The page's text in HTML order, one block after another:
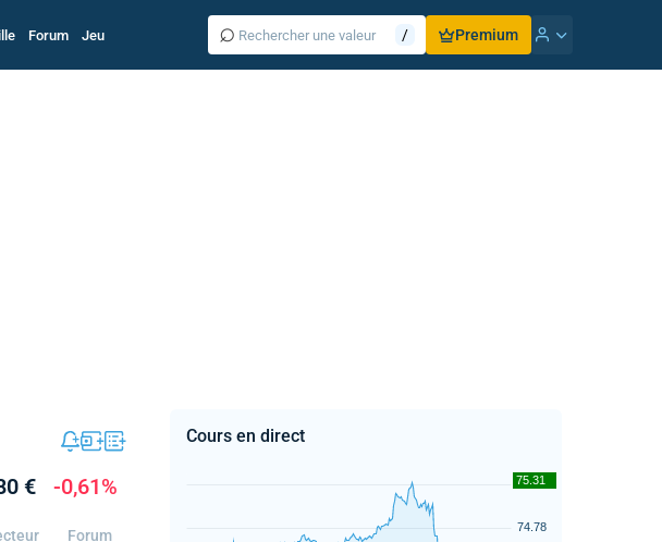
Forum Jeu ⌕ / Premium
€ -0,61%
Forum
Cours en direct